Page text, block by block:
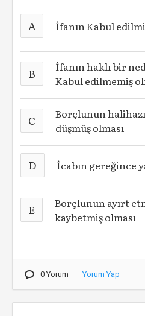
A İfanın Kabul
B
İfanın haklı bir
Kabul edilmemiş
C
Borçlunun
düşmüş olması
D İcabın gereğince
E
Borçlunun ayırt
kaybetmiş olması
0 Yorum Yorum Yap